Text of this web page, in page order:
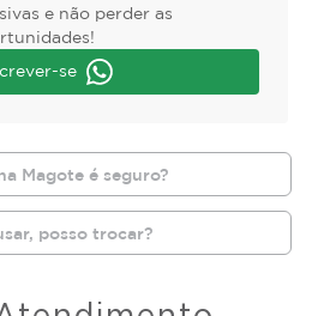
e não perder as
se
Magote é seguro?
posso trocar?